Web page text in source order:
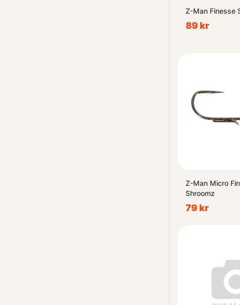
Z-Man Finesse
89 kr
Z-Man Micro
Shroomz
79 kr